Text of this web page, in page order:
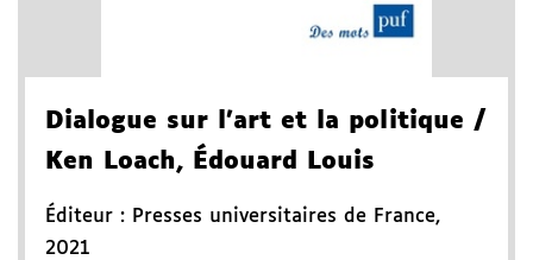
Dialogue sur l'art et la politique /
Ken Loach, Édouard Louis
Éditeur : Presses universitaires de France,
2021